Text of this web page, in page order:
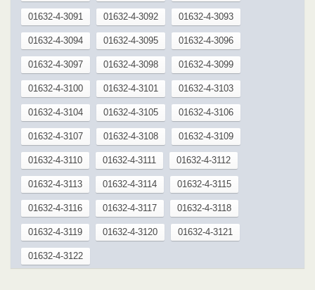
01632-4-3091 01632-4-3092 01632-4-3093
01632-4-3094 01632-4-3095 01632-4-3096
01632-4-3097 01632-4-3098 01632-4-3099
01632-4-3100 01632-4-3101 01632-4-3103
01632-4-3104 01632-4-3105 01632-4-3106
01632-4-3107 01632-4-3108 01632-4-3109
01632-4-3110 01632-4-3111 01632-4-3112
01632-4-3113 01632-4-3114 01632-4-3115
01632-4-3116 01632-4-3117 01632-4-3118
01632-4-3119 01632-4-3120 01632-4-3121
01632-4-3122